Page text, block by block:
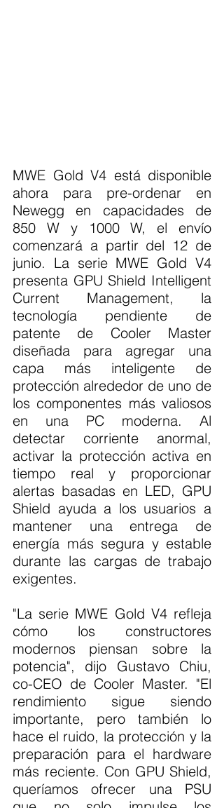
MWE Gold V4 está disponible
ahora para pre-ordenar en
Newegg en capacidades de
850 W y 1000 W, el envío
comenzará a partir del 12 de
junio. La serie MWE Gold V4
presenta GPU Shield Intelligent
Current Management, la
tecnología pendiente de
patente de Cooler Master
diseñada para agregar una
capa más inteligente de
protección alrededor de uno de
los componentes más valiosos
en una PC moderna. Al
detectar corriente anormal,
activar la protección activa en
tiempo real y proporcionar
alertas basadas en LED, GPU
Shield ayuda a los usuarios a
mantener una entrega de
energía más segura y estable
durante las cargas de trabajo
exigentes.
"La serie MWE Gold V4 refleja
cómo los constructores
modernos piensan sobre la
potencia", dijo Gustavo Chiu,
co-CEO de Cooler Master. "El
rendimiento sigue siendo
importante, pero también lo
hace el ruido, la protección y la
preparación para el hardware
más reciente. Con GPU Shield,
queríamos ofrecer una PSU